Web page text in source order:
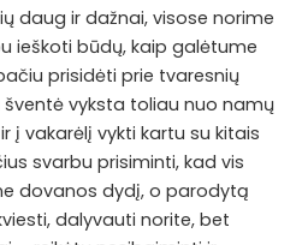
daug ir dažnai, visose norime
ieškoti būdų, kaip galėtume
prisidėti prie tvaresnių
vyksta toliau nuo namų
į vakarėlį vykti kartu su kitais
svarbu prisiminti, kad vis
dovanos dydį, o parodytą
dalyvauti norite, bet